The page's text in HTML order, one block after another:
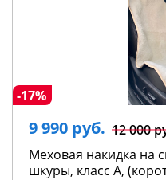
-17%
9 990 руб. 12 000
Меховая накидка на
шкуры, класс А,